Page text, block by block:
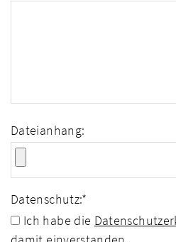
Dateianhang:
Datenschutz:*
Ich habe die